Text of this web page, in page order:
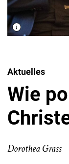
Aktuelles
Wie
Dorothea Grass